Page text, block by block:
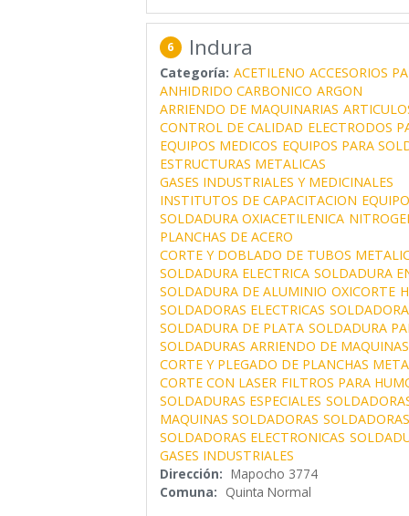
6 Indura
Categoría: ACETILENO ACCESORIOS
ANHIDRIDO CARBONICO ARGON
ARRIENDO DE MAQUINARIAS
CONTROL DE CALIDAD ELECTRODOS
EQUIPOS MEDICOS EQUIPOS PARA
ESTRUCTURAS METALICAS
GASES INDUSTRIALES Y MEDICINALES
INSTITUTOS DE CAPACITACION
SOLDADURA OXIACETILENICA
PLANCHAS DE ACERO
CORTE Y DOBLADO DE TUBOS
SOLDADURA ELECTRICA SOLDADURA
SOLDADURA DE ALUMINIO OXICORTE
SOLDADORAS ELECTRICAS
SOLDADURA DE PLATA SOLDADURA
SOLDADURAS ARRIENDO DE
CORTE Y PLEGADO DE PLANCHAS
CORTE CON LASER FILTROS PARA
SOLDADURAS ESPECIALES
MAQUINAS SOLDADORAS
SOLDADORAS ELECTRONICAS
GASES INDUSTRIALES
Dirección: Mapocho 3774
Comuna: Quinta Normal